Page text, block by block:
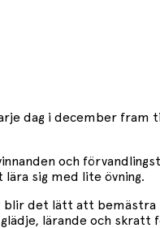
dag i december fram
och
sig med lite övning.
blir det lätt att bemästra
lärande och skratt